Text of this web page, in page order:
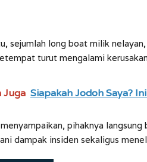
sejumlah long boat milik
turut mengalami
Juga Siapakah Jodoh Saya?
pihaknya
dampak insiden sekaligus